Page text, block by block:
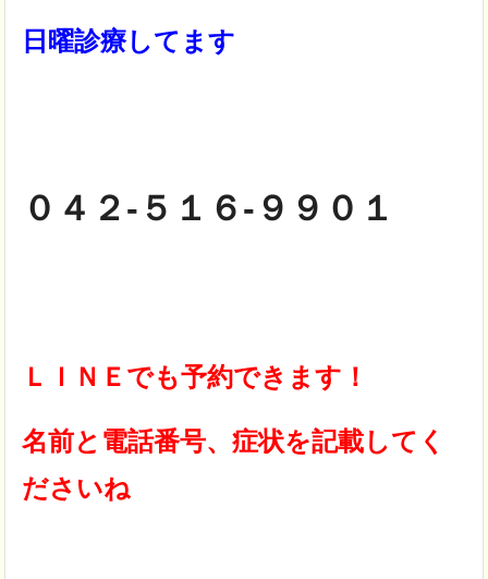
日曜診療してます
０４２-５１６-９９０１
ＬＩＮＥでも予約できます！
名前と電話番号、症状を記載してく
ださいね